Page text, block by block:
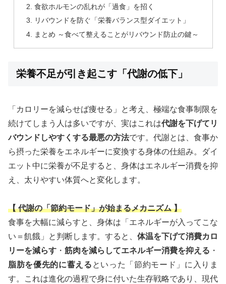
食欲ホルモンの乱れが「過食」を招く
リバウンドを防ぐ「栄養バランス型ダイエット」
まとめ ～食べて整えることがリバウンド防止の鍵～
栄養不足が引き起こす「代謝の低下」
「カロリーを減らせば痩せる」と考え、極端な食事制限を
続けてしまう人は多いですが、実はこれは代謝を下げてリ
バウンドしやすくする最悪の方法です。代謝とは、食事か
ら摂った栄養をエネルギーに変換する身体の仕組み。ダイ
エット中に栄養が不足すると、身体はエネルギー消費を抑
え、太りやすい体質へと変化します。
【 代謝の「節約モード」が始まるメカニズム 】
食事を大幅に減らすと、身体は「エネルギーが入ってこな
い＝飢餓」と判断します。すると、 体温を下げて消費カロ
リーを減らす ・ 筋肉を減らしてエネルギー消費を抑える ・
脂肪を優先的に蓄える といった「節約モード」に入りま
す。これは進化の過程で身に付いた生存戦略であり、現代